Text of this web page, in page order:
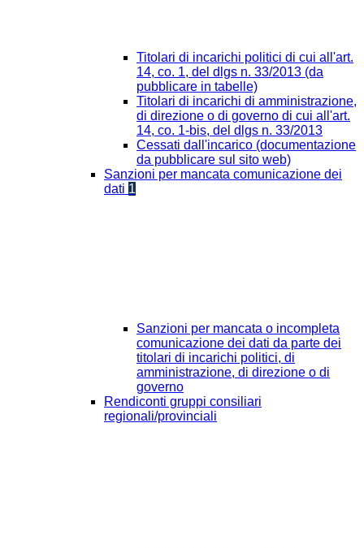
Titolari di incarichi politici di cui all'art.
14, co. 1, del dlgs n. 33/2013 (da
pubblicare in tabelle)
Titolari di incarichi di amministrazione,
di direzione o di governo di cui all'art.
14, co. 1-bis, del dlgs n. 33/2013
Cessati dall'incarico (documentazione
da pubblicare sul sito web)
Sanzioni per mancata comunicazione dei
dati 1
Sanzioni per mancata o incompleta
comunicazione dei dati da parte dei
titolari di incarichi politici, di
amministrazione, di direzione o di
governo
Rendiconti gruppi consiliari
regionali/provinciali